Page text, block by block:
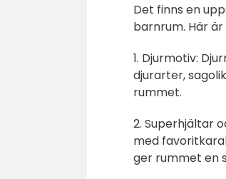
Det finns en
barnrum. Här
1. Djurmotiv:
djurarter,
rummet.
2. Superhjältar
med
ger rummet en